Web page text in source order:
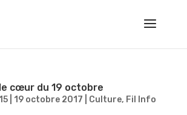
cœur du 19 octobre
| 19 octobre 2017 Culture, Fil Info